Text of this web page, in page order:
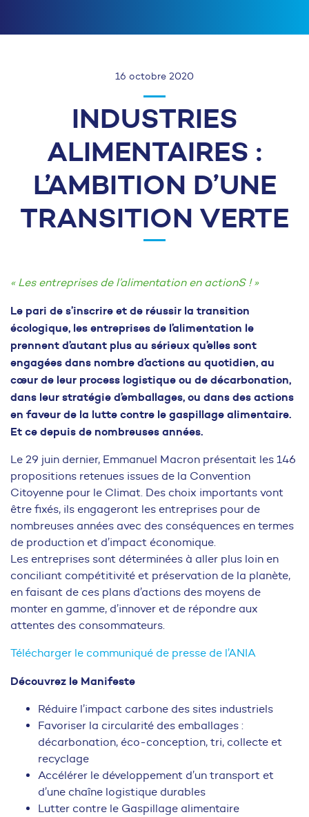
16 octobre 2020
INDUSTRIES
ALIMENTAIRES :
L’AMBITION D’UNE
TRANSITION VERTE
« Les entreprises de l’alimentation en actionS ! »
Le pari de s’inscrire et de réussir la transition
écologique, les entreprises de l’alimentation le
prennent d’autant plus au sérieux qu’elles sont
engagées dans nombre d’actions au quotidien, au
cœur de leur process logistique ou de décarbonation,
dans leur stratégie d’emballages, ou dans des actions
en faveur de la lutte contre le gaspillage alimentaire.
Et ce depuis de nombreuses années.
Le 29 juin dernier, Emmanuel Macron présentait les 146
propositions retenues issues de la Convention
Citoyenne pour le Climat. Des choix importants vont
être fixés, ils engageront les entreprises pour de
nombreuses années avec des conséquences en termes
de production et d’impact économique.
Les entreprises sont déterminées à aller plus loin en
conciliant compétitivité et préservation de la planète,
en faisant de ces plans d’actions des moyens de
monter en gamme, d’innover et de répondre aux
attentes des consommateurs.
Télécharger le communiqué de presse de l’ANIA
Découvrez le Manifeste
Réduire l’impact carbone des sites industriels
Favoriser la circularité des emballages :
décarbonation, éco-conception, tri, collecte et
recyclage
Accélérer le développement d’un transport et
d’une chaîne logistique durables
Lutter contre le Gaspillage alimentaire